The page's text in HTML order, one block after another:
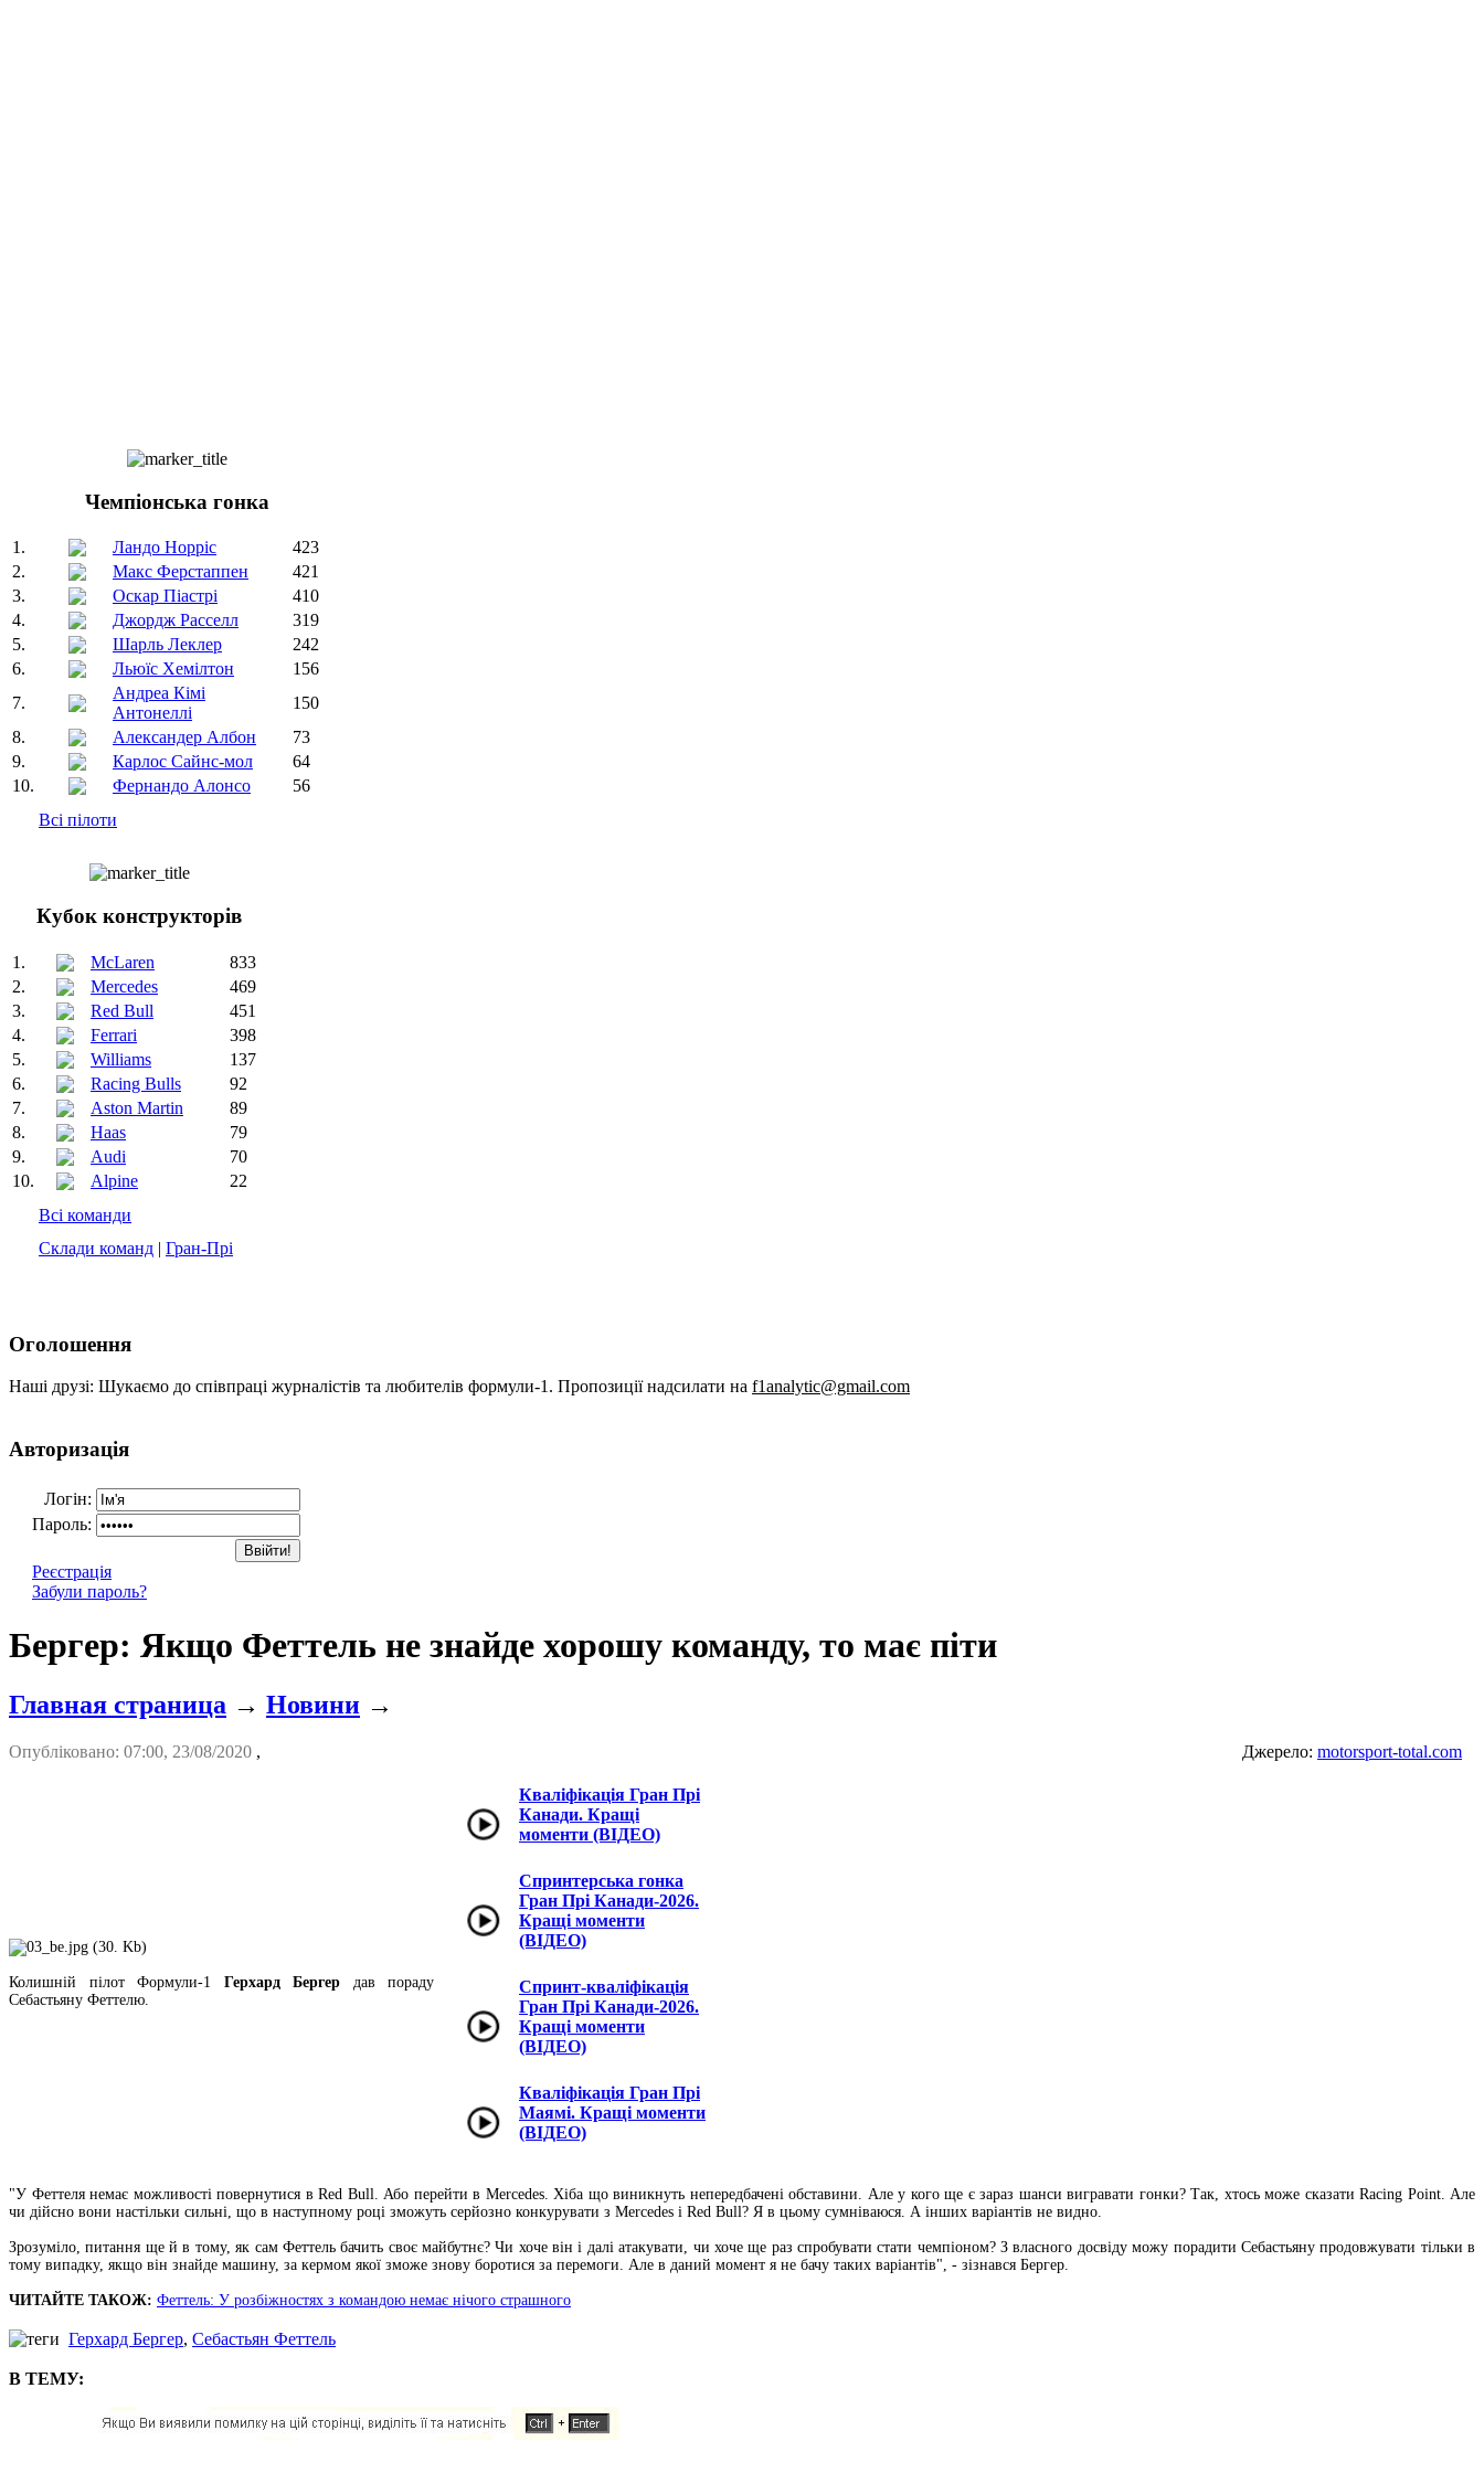
Чемпіонська гонка
1. Ландо Норріс
423
2.
Макс Ферстаппен
421
3.
Оскар Піастрі
410
4.
Джордж Расселл
319
5.
Шарль Леклер
242
6.
Льюїс Хемілтон
156
7.
Андреа Кімі
Антонеллі
150
8.
Александер Албон
73
9.
Карлос Сайнс-мол
64
10.
Фернандо Алонсо
56
Всі пілоти
Кубок конструкторів
1. McLaren
833
2.
Mercedes
469
3.
Red Bull
451
4.
Ferrari
398
5.
Williams
137
6.
Racing Bulls
92
7.
Aston Martin
89
8.
Haas
79
9.
Audi
70
10.
Alpine
22
Всі команди
Склади команд | Гран-Прі
Оголошення
Наші друзі: Шукаємо до співпраці журналістів та любителів формули-1. Пропозиції надсилати на f1analytic@gmail.com
Авторизація
Логін:
Пароль:
Реєстрація
Забули пароль?
Бергер: Якщо Феттель не знайде хорошу команду, то має піти
Главная страница → Новини →
Опубліковано: 07:00, 23/08/2020 , Джерело: motorsport-total.com
Колишній пілот Формули-1 Герхард Бергер дав пораду
Себастьяну Феттелю.
Кваліфікація Гран Прі
Канади. Кращі
моменти (ВІДЕО)
Спринтерська гонка
Гран Прі Канади-2026.
Кращі моменти
(ВІДЕО)
Спринт-кваліфікація
Гран Прі Канади-2026.
Кращі моменти
(ВІДЕО)
Кваліфікація Гран Прі
Маямі. Кращі моменти
(ВІДЕО)
"У Феттеля немає можливості повернутися в Red Bull. Або перейти в Mercedes. Хіба що виникнуть непередбачені обставини. Але у кого ще є зараз шанси вигравати гонки? Так, хтось може сказати Racing Point. Але
чи дійсно вони настільки сильні, що в наступному році зможуть серйозно конкурувати з Mercedes і Red Bull? Я в цьому сумніваюся. А інших варіантів не видно.
Зрозуміло, питання ще й в тому, як сам Феттель бачить своє майбутнє? Чи хоче він і далі атакувати, чи хоче ще раз спробувати стати чемпіоном? З власного досвіду можу порадити Себастьяну продовжувати тільки в
тому випадку, якщо він знайде машину, за кермом якої зможе знову боротися за перемоги. Але в даний момент я не бачу таких варіантів", - зізнався Бергер.
ЧИТАЙТЕ ТАКОЖ: Феттель: У розбіжностях з командою немає нічого страшного
Герхард Бергер, Себастьян Феттель
В ТЕМУ: